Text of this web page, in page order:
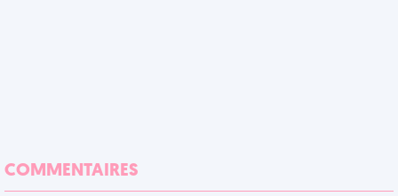
COMMENTAIRES